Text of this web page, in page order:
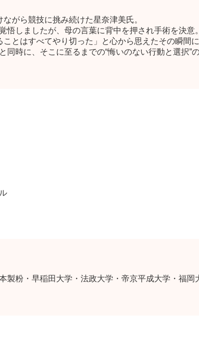
がら競技に挑み続けた星奈津美氏。
しましたが、母の言葉に背中を押され手術を決意。
とはすべてやり切った」と心から思えたその瞬間
同時に、そこに至るまでの“悔いのない行動と選択”
製粉・早稲田大学・法政大学・帝京平成大学・福岡